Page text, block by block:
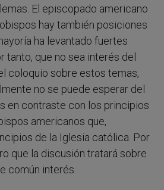
El episcopado americano
hay también posiciones
ha levantado fuertes
tanto, que no sea interés del
coloquio sobre estos temas,
no se puede esperar del
en contraste con los principios
americanos que,
de la Iglesia católica. Por
que la discusión tratará sobre
común interés.